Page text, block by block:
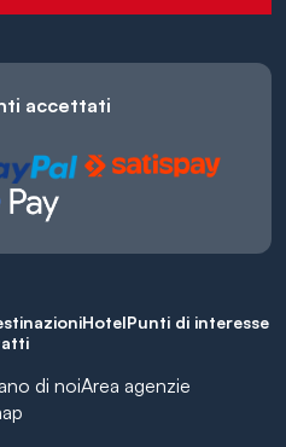
accettati
HotelPunti di interesse
di noiArea agenzie